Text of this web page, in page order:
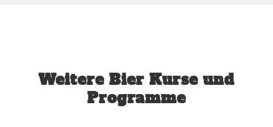
Weitere Bier Kurse und
Programme